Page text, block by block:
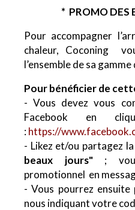
* PROMO DES
Pour accompagner
chaleur, Coconing
l’ensemble de sa
Pour bénéficier de
- Vous devez vous
Facebook en
:https://
- Likez et/ou partagez
beaux jours";
promotionnel en
- Vous pourrez ensuite
nous indiquant votre